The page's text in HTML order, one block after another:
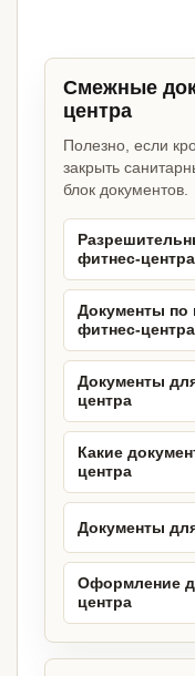
Смежные
центра
Полезно, если
закрыть
блок документов.
фитнес-центра
Документы по
фитнес-центра
Документы
центра
Какие
центра
Документы
Оформление
центра